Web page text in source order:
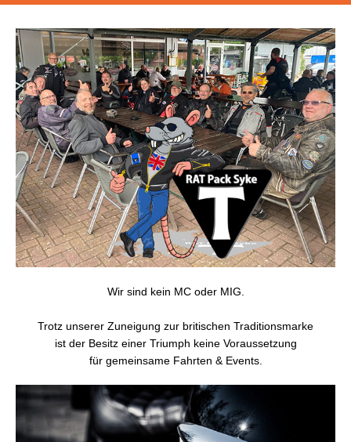
Wir sind kein MC oder MIG.
Trotz unserer Zuneigung zur britischen Traditionsmarke
ist der Besitz einer Triumph keine Voraussetzung
für gemeinsame Fahrten & Events.